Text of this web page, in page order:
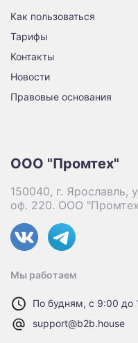
Как пользоваться
Тарифы
Контакты
Новости
Правовые основания
ООО "Промтех"
150040, г. Ярославль,
оф. 220. ООО
Мы работаем
По будням, с 9:00 до
support@b2b.house